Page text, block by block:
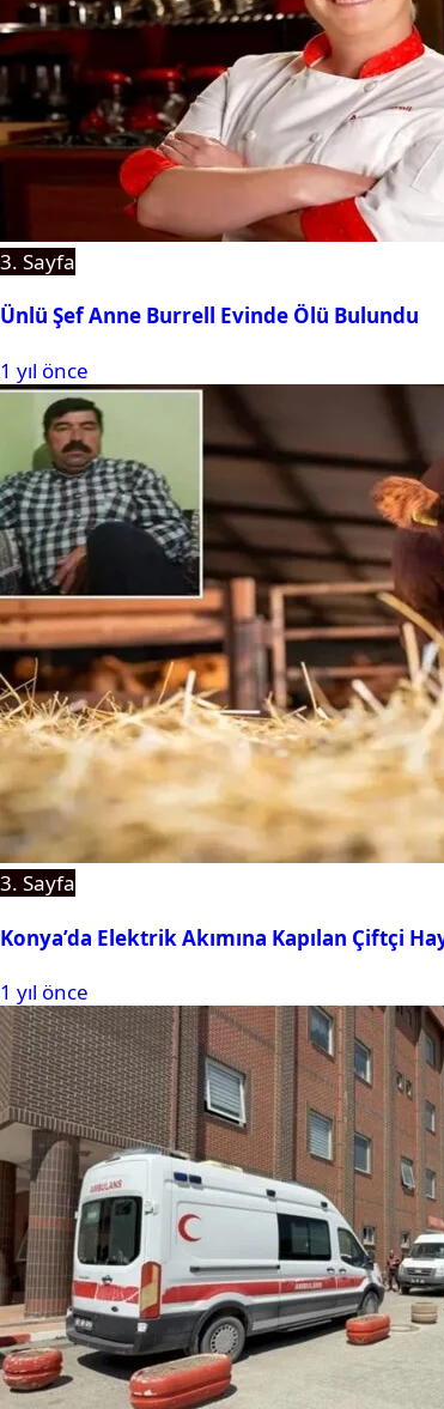
3. Sayfa
Ünlü Şef Anne Burrell Evinde Ölü Bulundu
1 yıl önce
3. Sayfa
Konya’da Elektrik Akımına Kapılan Çiftçi
1 yıl önce